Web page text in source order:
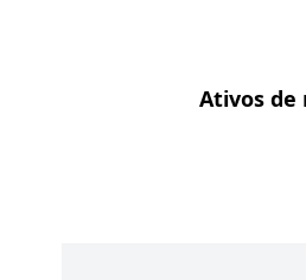
Ativos de